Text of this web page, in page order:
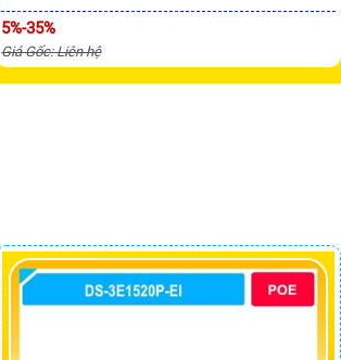
5%-35%
Giá Gốc: Liên hệ